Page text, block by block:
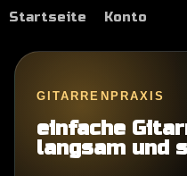
Startseite Konto
GITARRENPRAXIS
einfache
langsam und